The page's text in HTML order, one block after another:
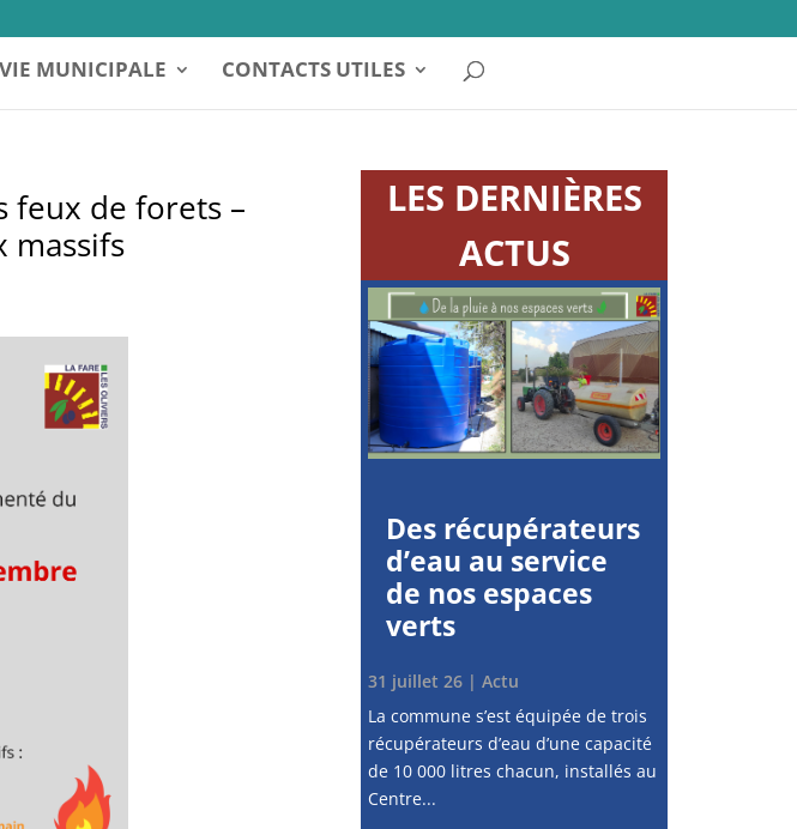
VIE MUNICIPALE CONTACTS UTILES
feux de forets –
massifs
LES DERNIÈRES
ACTUS
Des récupérateurs
d’eau au service
de nos espaces
verts
31 juillet 26| Actu
La commune s’est équipée de trois
récupérateurs d’eau d’une capacité
de 10 000 litres chacun, installés au
Centre...